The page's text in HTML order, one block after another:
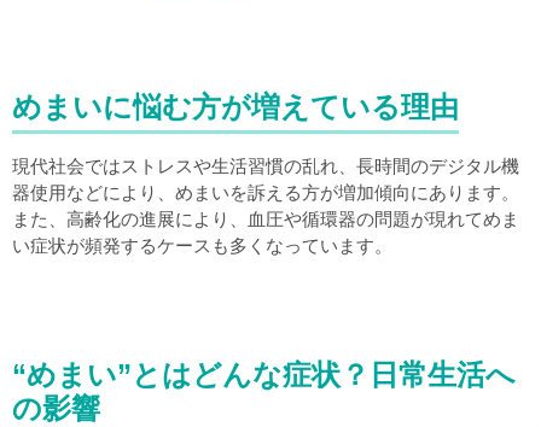
めまいに悩む方が増えている理由
現代社会ではストレスや生活習慣の乱れ、長時間のデジタル機
器使用などにより、めまいを訴える方が増加傾向にあります。
また、高齢化の進展により、血圧や循環器の問題が現れてめま
い症状が頻発するケースも多くなっています。
“めまい”とはどんな症状？日常生活へ
の影響